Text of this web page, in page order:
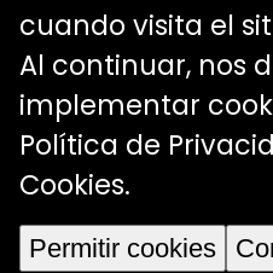
© 2024 Cloeb4. Todos
cuando visita el
Al continuar, nos
implementar
Política de
Cookies.
Permitir cookies